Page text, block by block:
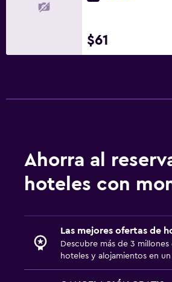
Cepillo de dientes
Pantuflas
Teléfono
Sistema de entretenimiento
TV de pantalla plana
$61
Ahorra al
hoteles con
Las mejores ofertas de
Descubre más de 3
hoteles y alojamientos en